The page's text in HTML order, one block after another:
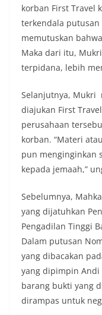
korban First Travel
terkendala putusan
memutuskan
Maka dari itu,
terpidana, lebih
Selanjutnya, Mukri
diajukan First
perusahaan
korban. “Materi
pun menginginkan
kepada jemaah,”
Sebelumnya,
yang dijatuhkan
Pengadilan Tinggi
Dalam putusan
yang dibacakan
yang dipimpin Andi
barang bukti yang
dirampas untuk